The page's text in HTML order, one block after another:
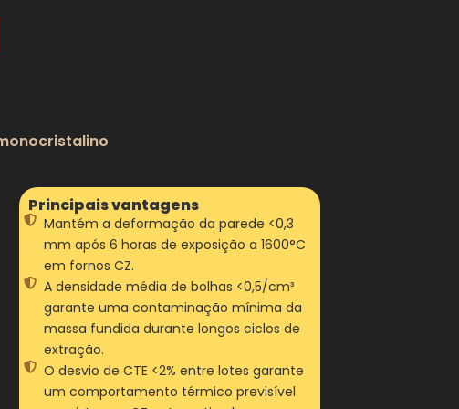
Principais vantagens
Mantém a deformação da parede <0,3
mm após 6 horas de exposição a 1600°C
em fornos CZ.
A densidade média de bolhas <0,5/cm³
garante uma contaminação mínima da
massa fundida durante longos ciclos de
extração.
O desvio de CTE <2% entre lotes garante
um comportamento térmico previsível